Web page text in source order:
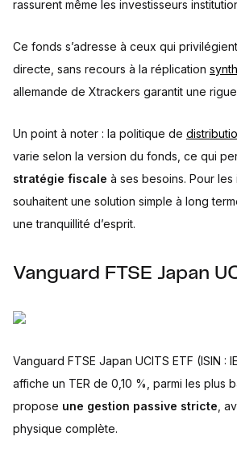
rassurent même les investisseurs
Ce fonds s’adresse à ceux qui
directe, sans recours à la réplication
allemande de Xtrackers garantit une
Un point à noter : la politique de
varie selon la version du fonds, ce qui
stratégie fiscale à ses besoins. Pour les
souhaitent une solution simple à long
une tranquillité d’esprit.
Vanguard FTSE Japan
Vanguard FTSE Japan UCITS ETF (ISIN :
affiche un TER de 0,10 %, parmi les plus
propose une gestion passive stricte ,
physique complète.